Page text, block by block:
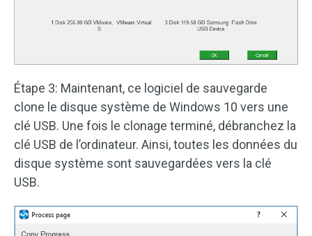
Étape 3: Maintenant, ce logiciel de sauvegarde
clone le disque système de Windows 10 vers une
clé USB. Une fois le clonage terminé, débranchez la
clé USB de l’ordinateur. Ainsi, toutes les données du
disque système sont sauvegardées vers la clé
USB.